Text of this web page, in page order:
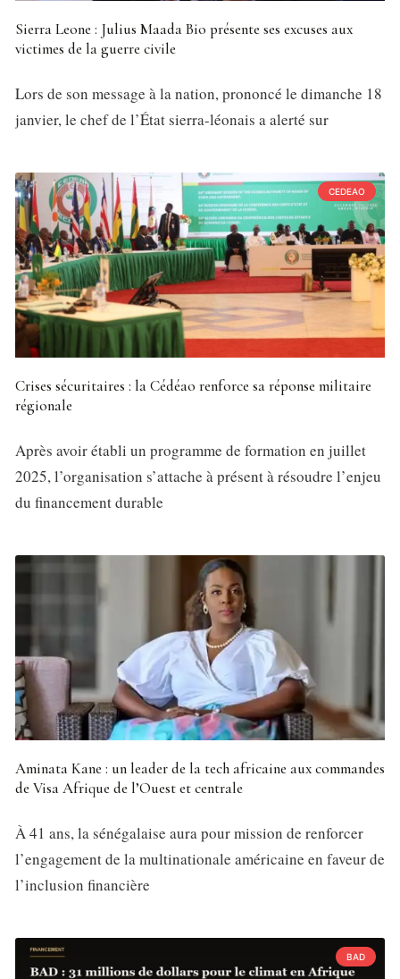
Sierra Leone : Julius Maada Bio présente ses excuses aux
victimes de la guerre civile
Lors de son message à la nation, prononcé le dimanche 18
janvier, le chef de l’État sierra-léonais a alerté sur
CEDEAO
Crises sécuritaires : la Cédéao renforce sa réponse militaire
régionale
Après avoir établi un programme de formation en juillet
2025, l’organisation s’attache à présent à résoudre l’enjeu
du financement durable
Aminata Kane : un leader de la tech africaine aux commandes
de Visa Afrique de l’Ouest et centrale
À 41 ans, la sénégalaise aura pour mission de renforcer
l’engagement de la multinationale américaine en faveur de
l’inclusion financière
BAD